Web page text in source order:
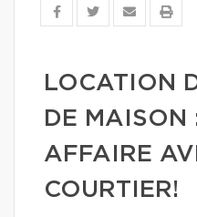
LOCATION
DE MAISON
AFFAIRE
COURTIER!